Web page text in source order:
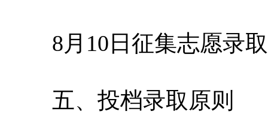
8月10日征集志愿录取
五、投档录取原则